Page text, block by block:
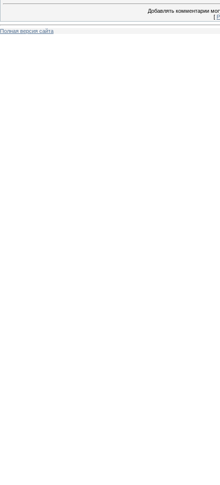
Добавлять комментарии
[
Полная версия сайта